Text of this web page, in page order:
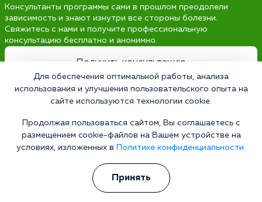
Консультанты программы сами в прошлом преодолели
зависимость и знают изнутри все стороны болезни.
Свяжитесь с нами и получите профессиональную
консультацию бесплатно и анонимно.
Получить консультацию
Наркология 24/7
Наркологическая клиника
Цены
Для обеспечения оптимальной работы, анализа
использования и улучшения пользовательского опыта на
сайте используются технологии cookie.
Продолжая пользоваться сайтом, Вы соглашаетесь с
размещением cookie-файлов на Вашем устройстве на
условиях, изложенных в
Политике конфиденциальности.
Принять